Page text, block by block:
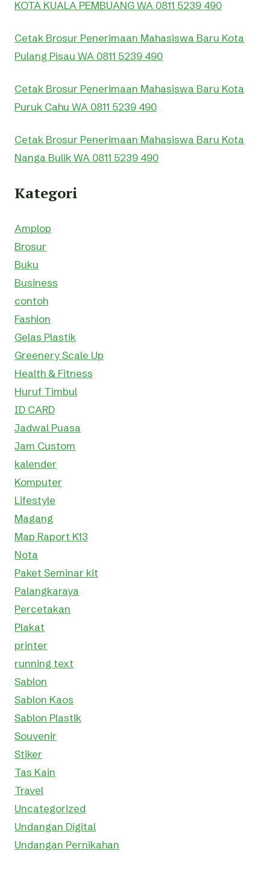
KOTA KUALA PEMBUANG WA 0811 5239 490
Cetak Brosur Penerimaan Mahasiswa Baru Kota
Pulang Pisau WA 0811 5239 490
Cetak Brosur Penerimaan Mahasiswa Baru Kota
Puruk Cahu WA 0811 5239 490
Cetak Brosur Penerimaan Mahasiswa Baru Kota
Nanga Bulik WA 0811 5239 490
Kategori
Amplop
Brosur
Buku
Business
contoh
Fashion
Gelas Plastik
Greenery Scale Up
Health & Fitness
Huruf Timbul
ID CARD
Jadwal Puasa
Jam Custom
kalender
Komputer
Lifestyle
Magang
Map Raport K13
Nota
Paket Seminar kit
Palangkaraya
Percetakan
Plakat
printer
running text
Sablon
Sablon Kaos
Sablon Plastik
Souvenir
Stiker
Tas Kain
Travel
Uncategorized
Undangan Digital
Undangan Pernikahan